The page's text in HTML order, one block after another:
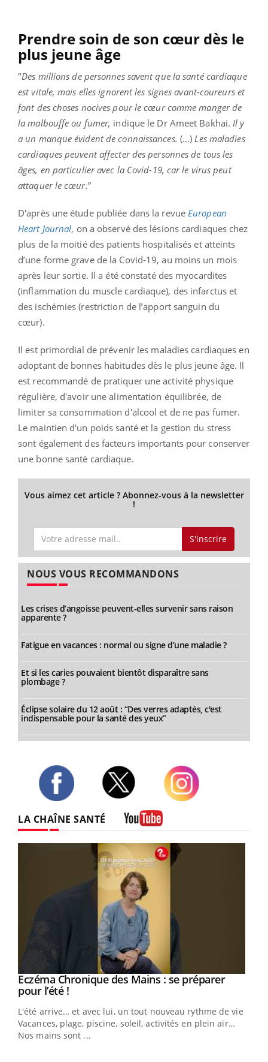
Prendre soin de son cœur dès le
plus jeune âge
"Des millions de personnes savent que la santé cardiaque
est vitale, mais elles ignorent les signes avant-coureurs et
font des choses nocives pour le cœur comme manger de
la malbouffe ou fumer, indique le Dr Ameet Bakhai. Il y
a un manque évident de connaissances. (...) Les maladies
cardiaques peuvent affecter des personnes de tous les
âges, en particulier avec la Covid-19, car le virus peut
attaquer le cœur.”
D'après une étude publiée dans la revue European
Heart Journal, on a observé des lésions cardiaques chez
plus de la moitié des patients hospitalisés et atteints
d’une forme grave de la Covid-19, au moins un mois
après leur sortie. Il a été constaté des myocardites
(inflammation du muscle cardiaque), des infarctus et
des ischémies (restriction de l’apport sanguin du
cœur).
Il est primordial de prévenir les maladies cardiaques en
adoptant de bonnes habitudes dès le plus jeune âge. Il
est recommandé de pratiquer une activité physique
régulière, d'avoir une alimentation équilibrée, de
limiter sa consommation d'alcool et de ne pas fumer.
Le maintien d'un poids santé et la gestion du stress
sont également des facteurs importants pour conserver
une bonne santé cardiaque.
Vous aimez cet article ? Abonnez-vous à la newsletter
!
S'inscrire
NOUS VOUS RECOMMANDONS
Les crises d’angoisse peuvent-elles survenir sans raison
apparente ?
Fatigue en vacances : normal ou signe d’une maladie ?
Et si les caries pouvaient bientôt disparaître sans
plombage ?
Éclipse solaire du 12 août : “Des verres adaptés, c'est
indispensable pour la santé des yeux”
LA CHAÎNE SANTÉ
Youtube
Eczéma Chronique des Mains : se préparer
pour l’été !Youtube
L'été arrive… et avec lui, un tout nouveau rythme de vie !
Vacances, plage, piscine, soleil, activités en plein air…
Nos mains sont ...